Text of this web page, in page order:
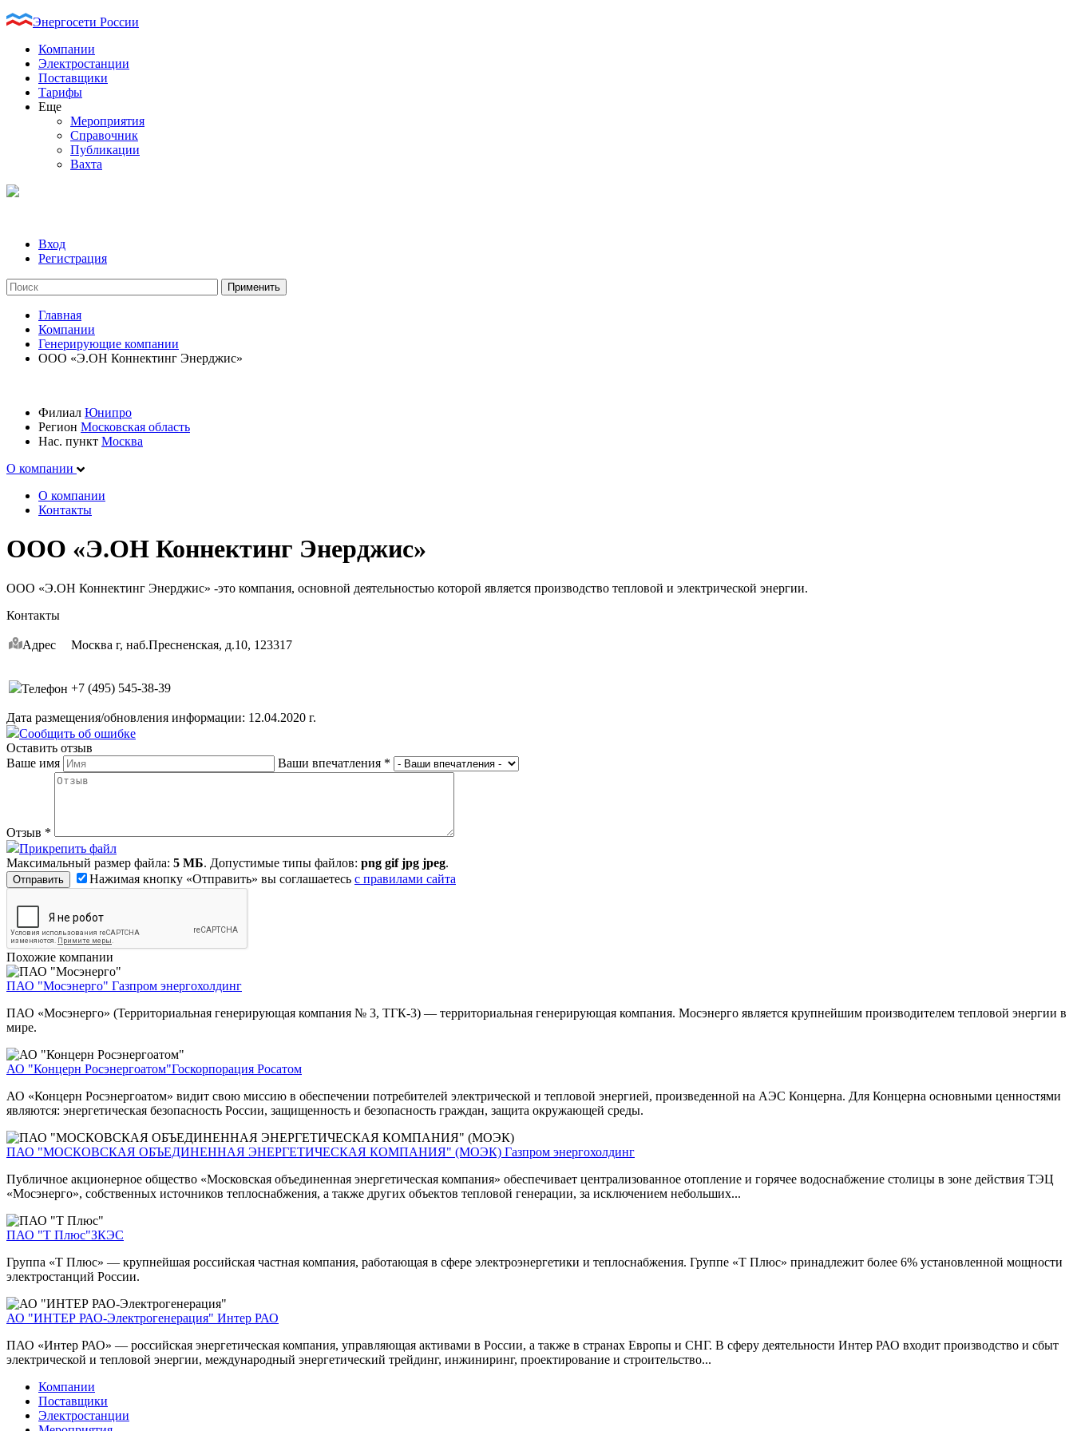
Энергосети России
Компании
Электростанции
Поставщики
Тарифы
Еще
Мероприятия
Справочник
Публикации
Вахта
Вход
Регистрация
Главная
Компании
Генерирующие компании
ООО «Э.ОН Коннектинг Энерджис»
Филиал Юнипро
Регион Московская область
Нас. пункт Москва
О компании
О компании
Контакты
ООО «Э.ОН Коннектинг Энерджис»
ООО «Э.ОН Коннектинг Энерджис» -это компания, основной деятельностью которой является производство тепловой и электрической энергии.
Контакты
Адрес Москва г, наб.Пресненская, д.10, 123317
Телефон +7 (495) 545-38-39
Дата размещения/обновления информации: 12.04.2020 г.
Сообщить об ошибке
Оставить отзыв
Ваше имя
Ваши впечатления *
Отзыв *
Прикрепить файл
Максимальный размер файла: 5 МБ. Допустимые типы файлов: png gif jpg jpeg.
Нажимая кнопку «Отправить» вы соглашаетесь с правилами сайта
Похожие компании
ПАО "Мосэнерго" Газпром энергохолдинг
ПАО «Мосэнерго» (Территориальная генерирующая компания № 3, ТГК-3) — территориальная генерирующая компания. Мосэнерго является крупнейшим производителем тепловой энергии в
мире.
АО "Концерн Росэнергоатом"Госкорпорация Росатом
АО «Концерн Росэнергоатом» видит свою миссию в обеспечении потребителей электрической и тепловой энергией, произведенной на АЭС Концерна. Для Концерна основными ценностями
являются: энергетическая безопасность России, защищенность и безопасность граждан, защита окружающей среды.
ПАО "МОСКОВСКАЯ ОБЪЕДИНЕННАЯ ЭНЕРГЕТИЧЕСКАЯ КОМПАНИЯ" (МОЭК) Газпром энергохолдинг
Публичное акционерное общество «Московская объединенная энергетическая компания» обеспечивает централизованное отопление и горячее водоснабжение столицы в зоне действия ТЭЦ
«Мосэнерго», собственных источников теплоснабжения, а также других объектов тепловой генерации, за исключением небольших...
ПАО "Т Плюс"ЗКЭС
Группа «Т Плюс» — крупнейшая российская частная компания, работающая в сфере электроэнергетики и теплоснабжения. Группе «Т Плюс» принадлежит более 6% установленной мощности
электростанций России.
АО "ИНТЕР РАО-Электрогенерация" Интер РАО
ПАО «Интер РАО» — российская энергетическая компания, управляющая активами в России, а также в странах Европы и СНГ. В сферу деятельности Интер РАО входит производство и сбыт
электрической и тепловой энергии, международный энергетический трейдинг, инжиниринг, проектирование и строительство...
Компании
Поставщики
Электростанции